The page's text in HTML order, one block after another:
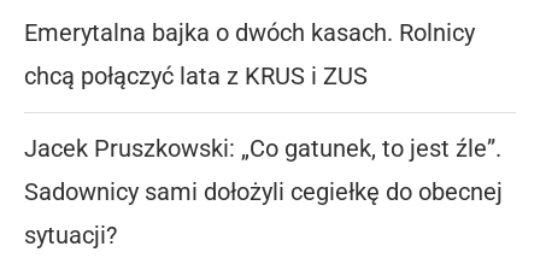
Emerytalna bajka o dwóch kasach. Rolnicy
chcą połączyć lata z KRUS i ZUS
Jacek Pruszkowski: „Co gatunek, to jest źle”.
Sadownicy sami dołożyli cegiełkę do obecnej
sytuacji?